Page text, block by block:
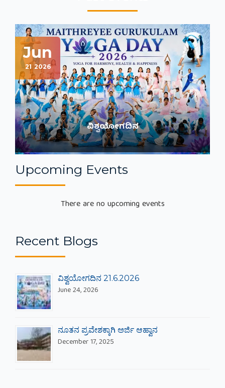
ವಿಶ್ವಯೋಗದಿನ
Jun
2026
Previous Next
Upcoming Events
Recent Blogs
ವಿಶ್ವಯೋಗದಿನ 21.6.2026
ನೂತನ ಪ್ರವೇಶಕ್ಕಾಗಿ ಅರ್ಜಿ ಆಹ್ವಾನ